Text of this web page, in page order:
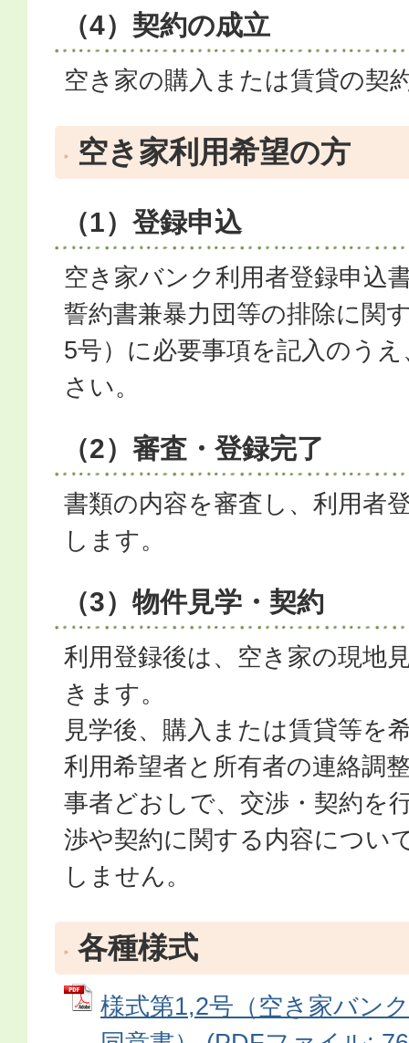
（4）契約の成立
空き家の購入または賃貸の契
空き家利用希望の方
（1）登録申込
空き家バンク利用者登録申込
誓約書兼暴力団等の排除に関
5号）に必要事項を記入のう
さい。
（2）審査・登録完了
書類の内容を審査し、利用者
します。
（3）物件見学・契約
利用登録後は、空き家の現地
きます。
見学後、購入または賃貸等を
利用希望者と所有者の連絡調
事者どおしで、交渉・契約を
渉や契約に関する内容につい
しません。
各種様式
様式第1,2号（空き家バン